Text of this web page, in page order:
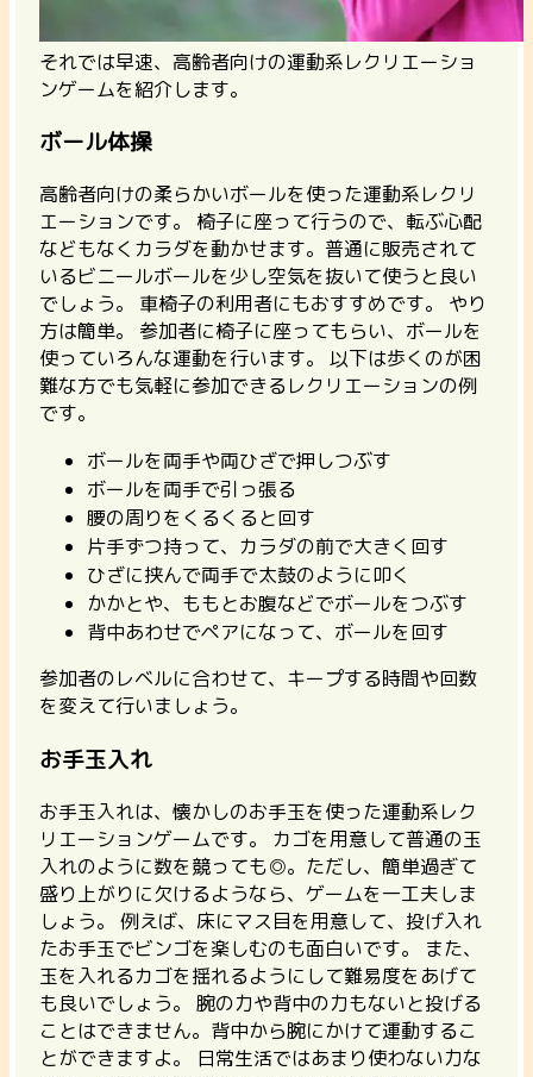
それでは早速、高齢者向けの運動系レクリエーショ
ンゲームを紹介します。
ボール体操
高齢者向けの柔らかいボールを使った運動系レクリ
エーションです。 椅子に座って行うので、転ぶ心配
などもなくカラダを動かせます。 普通に販売されて
いるビニールボールを少し空気を抜いて使うと良い
でしょう。
車椅子の利用者にもおすすめです。 やり
方は簡単。 参加者に椅子に座ってもらい、ボールを
使っていろんな運動を行います。 以下は歩くのが困
難な方でも気軽に参加できるレクリエーションの例
です。
ボールを両手や両ひざで押しつぶす
ボールを両手で引っ張る
腰の周りをくるくると回す
片手ずつ持って、カラダの前で大きく回す
ひざに挟んで両手で太鼓のように叩く
かかとや、ももとお腹などでボールをつぶす
背中あわせでペアになって、ボールを回す
参加者のレベルに合わせて、キープする時間や回数
を変えて行いましょう。
お手玉入れ
お手玉入れは、懐かしのお手玉を使った運動系レク
リエーションゲームです。 カゴを用意して普通の玉
入れのように数を競っても◎。ただし、 簡単過ぎて
盛り上がりに欠けるようなら、ゲームを一工夫しま
しょう。
例えば、床にマス目を用意して、投げ入れ
たお手玉でビンゴを楽しむのも面白いです。 また、
玉を入れるカゴを揺れるようにして難易度をあげて
も良いでしょう。 腕の力や背中の力もないと投げる
ことはできません。背中から腕にかけて運動するこ
とができますよ。 日常生活ではあまり使わない力な